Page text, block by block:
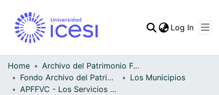
Statistics
Log In
Home
Archivo del Patrimonio Fotográfico y Fílmico del Valle del Cauca
Fondo Archivo del Patrimonio Fotográfico y Fílmico del Valle del Cauca
Los Municipios
APFFVC - Los Servicios Públicos - Patrimonial